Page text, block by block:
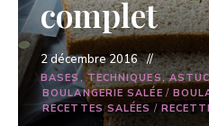
complet
2 décembre 2016
BASES, TECHNIQUES,
BOULANGERIE SALÉE /
RECETTES SALÉES /